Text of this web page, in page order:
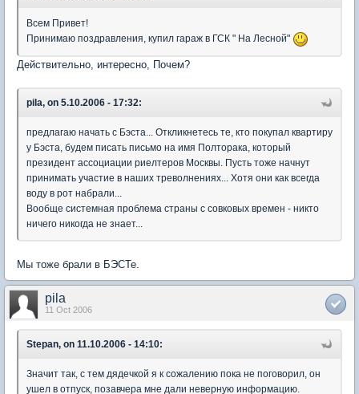
Всем Привет!
Принимаю поздравления, купил гараж в ГСК " На Лесной"
Действительно, интересно, Почем?
pila, on 5.10.2006 - 17:32:
предлагаю начать с Бэста... Откликнетесь те, кто покупал квартиру
у Бэста, будем писать письмо на имя Полторака, который
президент ассоциации риелтеров Москвы. Пусть тоже начнут
принимать участие в наших треволнениях... Хотя они как всегда
воду в рот набрали...
Вообще системная проблема страны с совковых времен - никто
ничего никогда не знает...
Мы тоже брали в БЭСТе.
pila
11 Oct 2006
Stepan, on 11.10.2006 - 14:10:
Значит так, с тем дядечкой я к сожалению пока не поговорил, он
ушел в отпуск, позавчера мне дали неверную информацию.